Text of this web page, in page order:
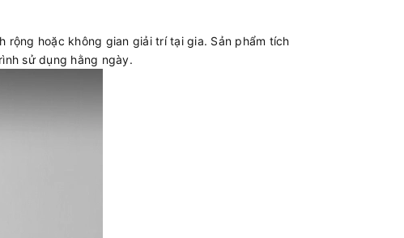
rộng hoặc không gian giải trí tại gia. Sản phẩm tích
sử dụng hằng ngày.